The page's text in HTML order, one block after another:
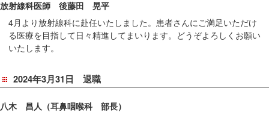
放射線科医師 後藤田 晃平
4月より放射線科に赴任いたしました。患者さんにご満足いただけ
る医療を目指して日々精進してまいります。どうぞよろしくお願い
いたします。
2024年3月31日 退職
八木 昌人（耳鼻咽喉科 部長）